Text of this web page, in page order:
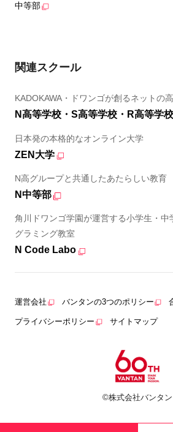
中等部
関連スクール
KADOKAWA・ドワンゴが創るネットの
N高等学校・S高等学校・R高等学校
日本発の本格的なオンライン大学
ZEN大学
N高グループと共通したあたらしい教育
N中等部
角川ドワンゴ学園が運営する小学生・中
グラミング教室
N Code Labo
運営会社 バンタンの3つのポリシー
プライバシーポリシー サイトマップ
©株式会社バンタン